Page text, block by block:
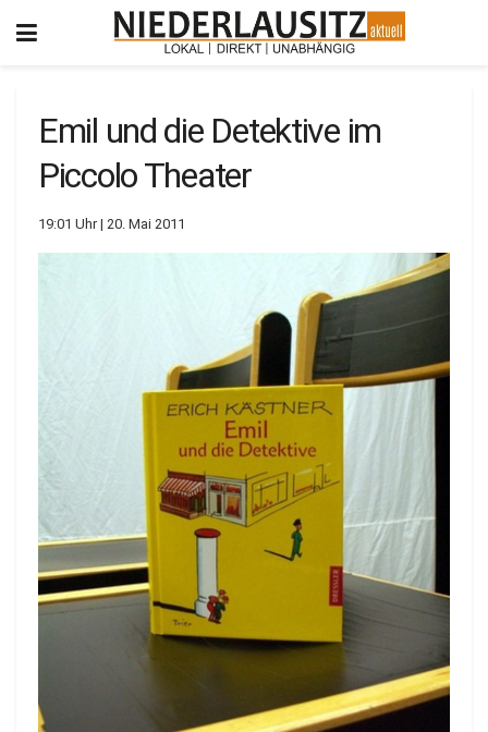
Emil und die Detektive im
Piccolo Theater
19:01 Uhr | 20. Mai 2011